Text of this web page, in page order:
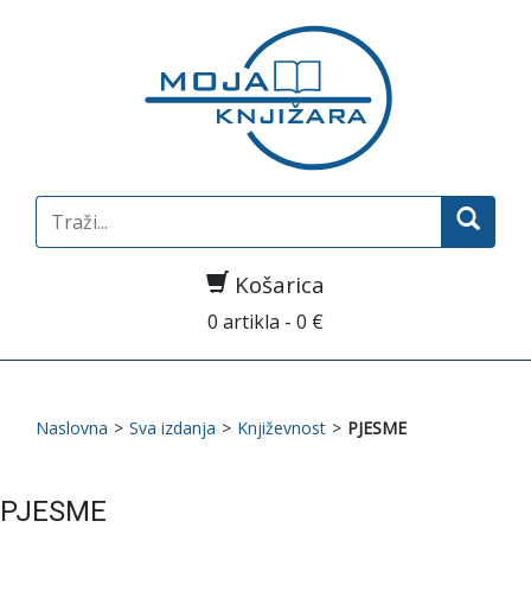
Search
for:
Košarica
0 artikla - 0 €
Naslovna > Sva izdanja > Književnost > PJESME
PJESME